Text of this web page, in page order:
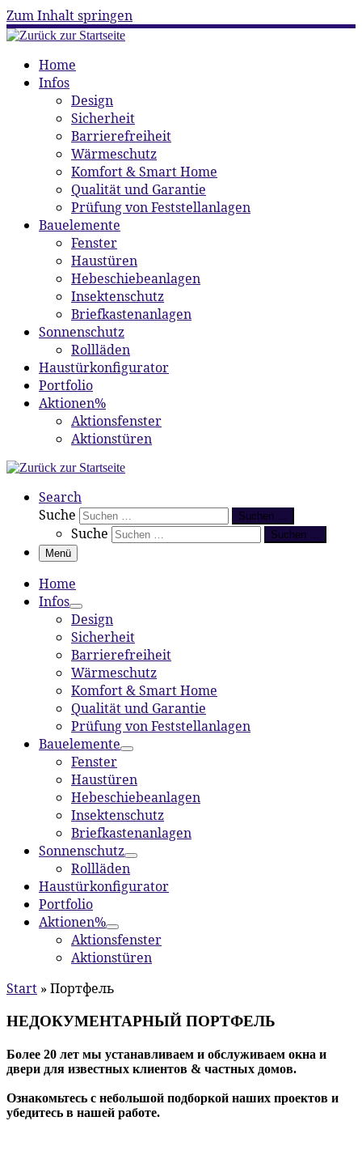
Zum Inhalt springen
Home
Infos
Design
Sicherheit
Barrierefreiheit
Wärmeschutz
Komfort & Smart Home
Qualität und Garantie
Prüfung von Feststellanlagen
Bauelemente
Fenster
Haustüren
Hebeschiebeanlagen
Insektenschutz
Briefkastenanlagen
Sonnenschutz
Rollläden
Haustürkonfigurator
Portfolio
Aktionen%
Aktionsfenster
Aktionstüren
Search
Suche
Suchen …
Suche
Suchen …
Menü
Home
Infos
Design
Sicherheit
Barrierefreiheit
Wärmeschutz
Komfort & Smart Home
Qualität und Garantie
Prüfung von Feststellanlagen
Bauelemente
Fenster
Haustüren
Hebeschiebeanlagen
Insektenschutz
Briefkastenanlagen
Sonnenschutz
Rollläden
Haustürkonfigurator
Portfolio
Aktionen%
Aktionsfenster
Aktionstüren
Start » Портфель
НЕДОКУМЕНТАРНЫЙ ПОРТФЕЛЬ
Более 20 лет мы устанавливаем и обслуживаем окна и
двери для известных клиентов & частных домов.
Ознакомьтесь с небольшой подборкой наших проектов и
убедитесь в нашей работе.